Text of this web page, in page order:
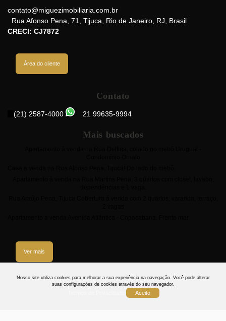
3
Nosso site utiliza cookies para melhorar a sua experiência na navegação. Você pode alterar
suas configurações de cookies através do seu navegador.
Aceito
contato@miguezimobiliaria.com.br
Rua Afonso Pena 71 Tijuca Rio de Janeiro RJ
Brasil
CRECI: CJ7872
Área do cliente
Contato
(21) 2587-4000 21 99635-9994
Mais buscados
Ver mais